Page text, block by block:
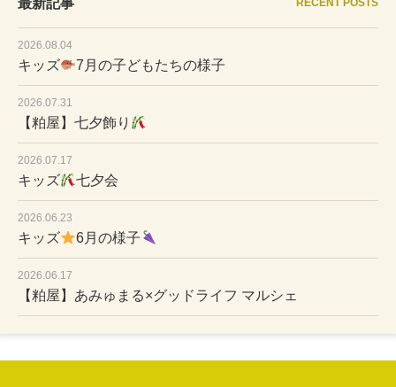
最新記事 RECENT POSTS
2026.08.04
キッズ 7月の子どもたちの様子
2026.07.31
【粕屋】七夕飾り
2026.07.17
キッズ 七夕会
2026.06.23
キッズ 6月の様子
2026.06.17
【粕屋】あみゅまる×グッドライフ マルシェ